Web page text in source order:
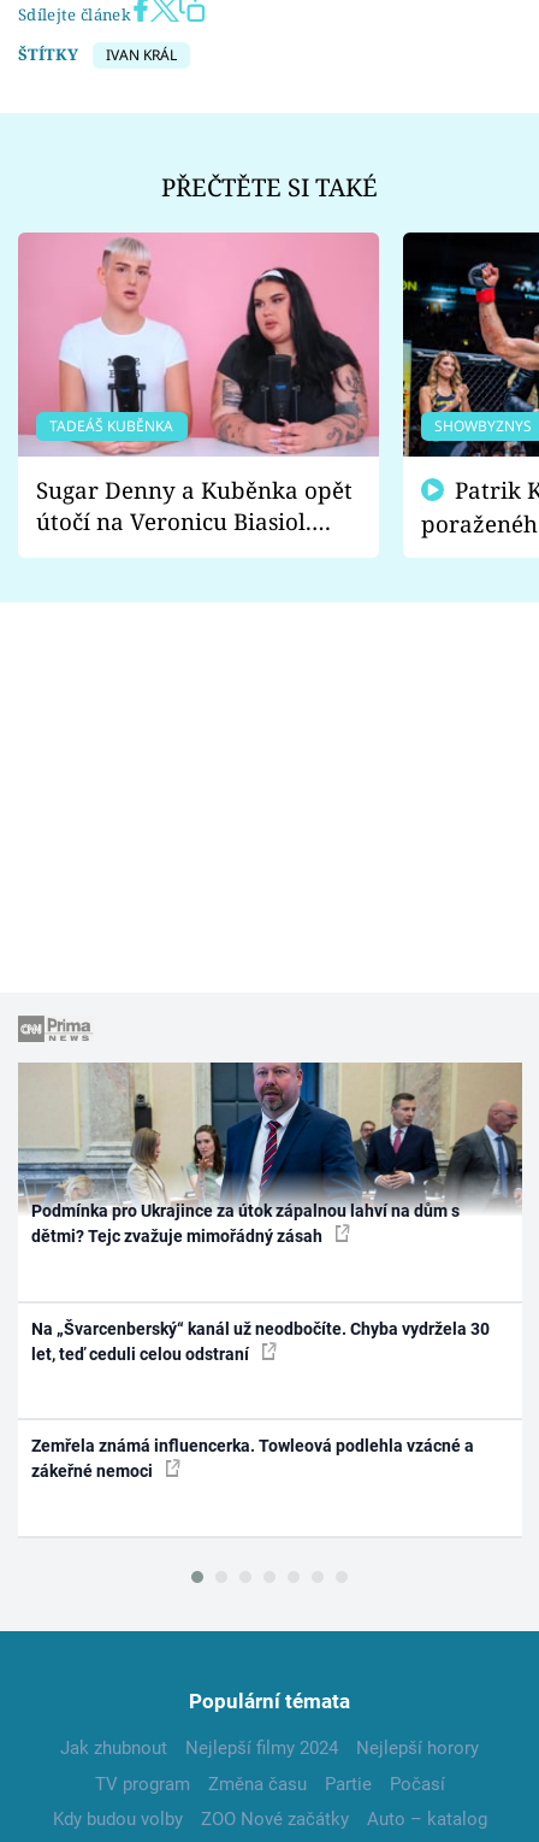
Sdílejte článek
ŠTÍTKY
IVAN KRÁL
PŘEČTĚTE SI TAKÉ
TADEÁŠ KUBĚNKA
Sugar Denny a Kuběnka opět
útočí na Veronicu Biasiol.
Proč je podle nich falešná a
SHOWBYZNYS
fanoušci
Podmínka pro Ukrajince za útok zápalnou lahví na dům s
dětmi? Tejc zvažuje mimořádný zásah
Na „Švarcenberský“ kanál už neodbočíte. Chyba vydržela 30
let, teď ceduli celou odstraní
Zemřela známá influencerka. Towleová podlehla vzácné a
zákeřné nemoci
Populární témata
Jak zhubnout Nejlepší filmy 2024
Nejlepší horory
TV program
Změna času Partie
Počasí
Kdy budou volby
ZOO Nové začátky
Auto – katalog